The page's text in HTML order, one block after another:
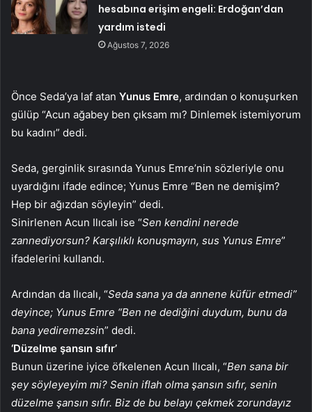
hesabına erişim engeli: Erdoğan’dan
yardım istedi
Ağustos 7, 2026
Önce Seda’ya laf atan Yunus Emre, ardından o konuşurken
gülüp “Acun ağabey ben çıksam mı? Dinlemek istemiyorum
bu kadını” dedi.
Seda, gerginlik sırasında Yunus Emre’nin sözleriyle onu
uyardığını ifade edince; Yunus Emre “Ben ne demişim?
Hep bir ağızdan söyleyin” dedi.
Sinirlenen Acun Ilıcalı ise “Sen kendini nerede
zannediyorsun? Karşılıklı konuşmayın, sus Yunus Emre”
ifadelerini kullandı.
Ardından da Ilıcalı, “Seda sana ya da annene küfür etmedi”
deyince; Yunus Emre “Ben ne dediğini duydum, bunu da
bana yediremezsin” dedi.
‘Düzelme şansın sıfır’
Bunun üzerine iyice öfkelenen Acun Ilıcalı, “Ben sana bir
şey söyleyeyim mi? Senin iflah olma şansın sıfır, senin
düzelme şansın sıfır. Biz de bu belayı çekmek zorundayız